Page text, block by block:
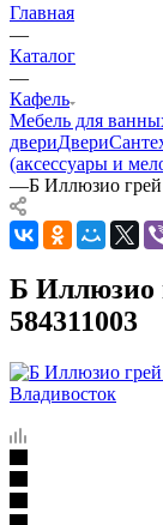
Главная
—
Каталог
—
Кафель
Мебель для
двериДвери
(аксессуары и
—Б Иллюзио
Б Иллюзио
584311003